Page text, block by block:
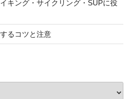
キング・サイクリング・SUPに役
るコツと注意